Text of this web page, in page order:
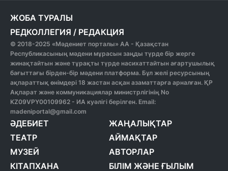
ЖОБА ТУРАЛЫ
РЕДКОЛЛЕГИЯ / РЕДАКЦИЯ
© 2018-2025 «Мәдениет порталы» АА - Қазақстан
Республикасының мәдени мұрасын заңды түрде бір жерге
жинақтайтын және тұрақты түрде насихаттайтын ағартушылық
бағыттағы бірден-бір мәдени платформа. Бұл желі ресурсының
ақпараттық өнімдері 18 жастан асқан азаматтарға арналған. ҚР
Ақпарат және коммуникациялар министрлігінің No
KZ09VPY00109962 - ИА куәлігі берілген. Email:
madeniportal@gmail.com
ӘДЕБИЕТ
ТЕАТР
МУЗЕЙ
КІТАПХАНА
ЖАҢАЛЫҚТАР
АЙМАҚТАР
АВТОРЛАР
БІЛІМ ЖӘНЕ ҒЫЛЫМ